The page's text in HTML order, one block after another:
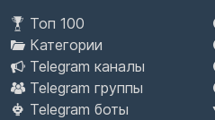
Топ 100
Категории
Telegram каналы
Telegram группы
Telegram боты